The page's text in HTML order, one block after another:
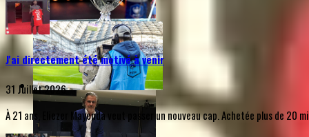
J'ai directement été motivé à venir
31 Juillet 2026
À 21 ans, Eliezer Mayenda veut passer un nouveau cap. Achetée plus de